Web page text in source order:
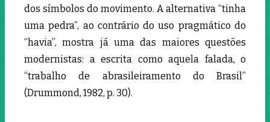
dos símbolos do movimento. A alternativa “tinha
uma pedra”, ao contrário do uso pragmático do
“havia”, mostra já uma das maiores questões
modernistas: a escrita como aquela falada, o
“trabalho de abrasileiramento do Brasil”
(Drummond, 1982, p. 30).